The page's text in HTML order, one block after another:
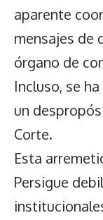
aparente
mensajes de
órgano de
Incluso, se
un
Corte.
Esta
Persigue